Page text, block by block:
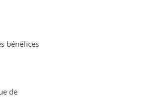
bénéfices
de